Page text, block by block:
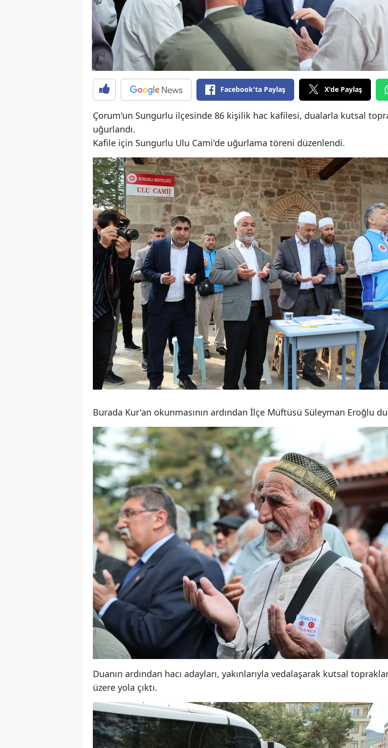
İzmir
Kars
Facebook'ta Paylaş X'de Paylaş
Çorum'un Sungurlu ilçesinde 86 kişilik hac kafilesi, dualarla kutsal
uğurlandı.
Kafile için Sungurlu Ulu Cami'de uğurlama töreni düzenlendi.
Burada Kur'an okunmasının ardından İlçe Müftüsü Süleyman Eroğlu
Duanın ardından hacı adayları, yakınlarıyla vedalaşarak kutsal
üzere yola çıktı.